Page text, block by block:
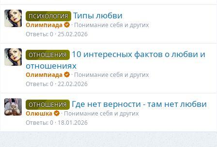
ПСИХОЛОГИЯ Типы любви
Олимпиада
Понимание себя и других
Ответы 0 25.02.2026
ОТНОШЕНИЯ
10 интересных фактов о любви и
отношениях
Олимпиада
Понимание себя и других
Ответы 0 22.02.2026
ОТНОШЕНИЯ Где нет верности - там нет любви
Олюшка
Понимание себя и других
Ответы 0 18.01.2026